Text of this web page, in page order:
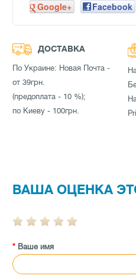
Google+ Facebook
ДОСТАВКА
По Украине: Новая Почта -
от 39грн.
(предоплата - 10 %);
по Киеву - 100грн.
ВАША ОЦЕНКА
Ваше имя